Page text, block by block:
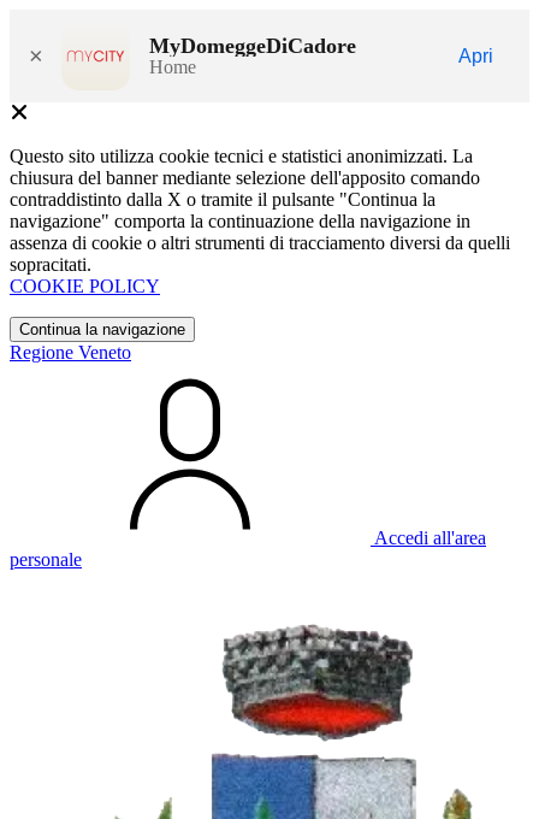
× MyDomeggeDiCadore
Home
Apri
Questo sito utilizza cookie tecnici e statistici anonimizzati. La
chiusura del banner mediante selezione dell'apposito comando
contraddistinto dalla X o tramite il pulsante "Continua la
navigazione" comporta la continuazione della navigazione in
assenza di cookie o altri strumenti di tracciamento diversi da quelli
sopracitati.
COOKIE POLICY
Continua la navigazione
Regione Veneto
Accedi all'area
personale